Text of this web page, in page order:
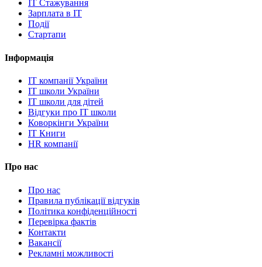
IT Стажування
Зарплата в IT
Події
Стартапи
Інформація
IT компанії України
IT школи України
IT школи для дітей
Відгуки про IT школи
Коворкінги України
IT Книги
HR компанії
Про нас
Про нас
Правила публікації відгуків
Політика конфіденційності
Перевірка фактів
Контакти
Вакансії
Рекламні можливості